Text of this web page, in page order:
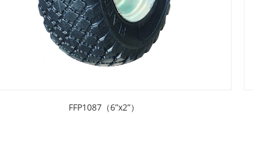
FFP1087（6”x2”）